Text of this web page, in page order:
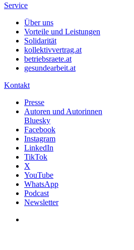
Service
Über uns
Vorteile und Leistungen
Solidarität
kollektivvertrag.at
betriebsraete.at
gesundearbeit.at
Kontakt
Presse
Autoren und Autorinnen
Bluesky
Facebook
Instagram
LinkedIn
TikTok
X
YouTube
WhatsApp
Podcast
Newsletter